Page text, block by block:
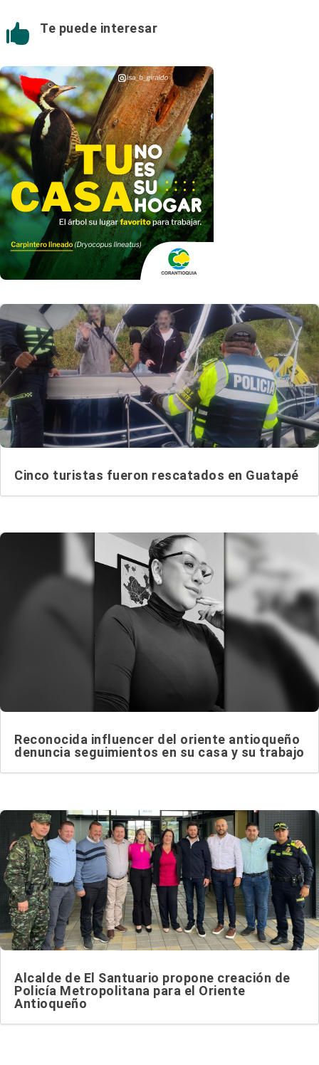
 Te puede interesar
Cinco turistas fueron rescatados en Guatapé
Reconocida influencer del oriente antioqueño
denuncia seguimientos en su casa y su trabajo
Alcalde de El Santuario propone creación de
Policía Metropolitana para el Oriente
Antioqueño